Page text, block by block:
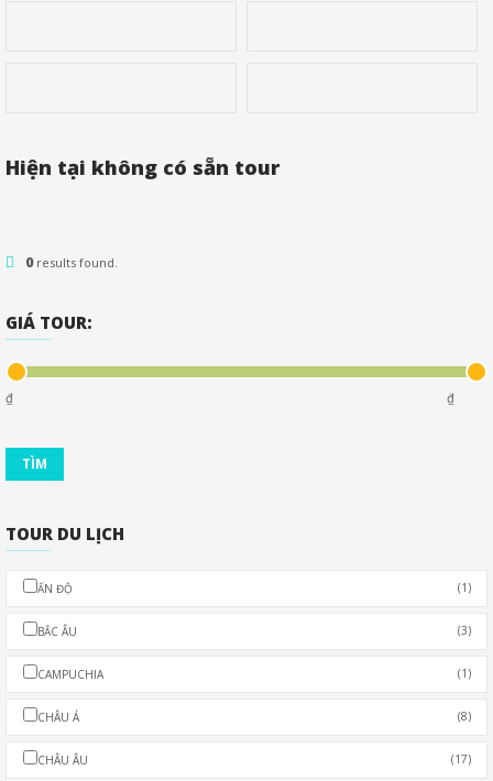
Hiện tại không có sẵn tour
0results found.
GIÁ TOUR:
₫ ₫
TOUR DU LỊCH
ẤN ĐỘ (1)
BẮC ÂU (3)
CAMPUCHIA (1)
CHÂU Á (8)
CHÂU ÂU (17)